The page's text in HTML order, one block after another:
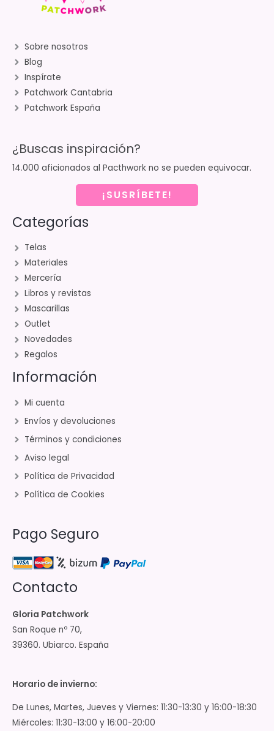
Sobre nosotros
Blog
Inspírate
Patchwork Cantabria
Patchwork España
¿Buscas inspiración?
14.000 aficionados al Pacthwork no se pueden equivocar.
¡SUSRÍBETE!
Categorías
Telas
Materiales
Mercería
Libros y revistas
Mascarillas
Outlet
Novedades
Regalos
Información
Mi cuenta
Envíos y devoluciones
Términos y condiciones
Aviso legal
Política de Privacidad
Política de Cookies
Pago Seguro
Contacto
Gloria Patchwork
San Roque nº 70,
39360. Ubiarco. España
Horario de invierno:
De Lunes, Martes, Jueves y Viernes: 11:30-13:30 y 16:00-18:30
Miércoles: 11:30-13:00 y 16:00-20:00